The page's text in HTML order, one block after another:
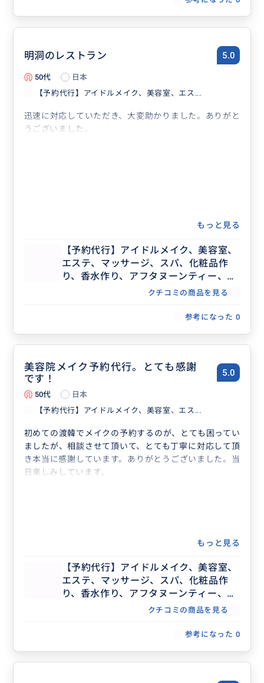
明洞のレストラン 5.0
50代
日本
【予約代行】アイドルメイク、美容室、エス...
迅速に対応していただき、大変助かりました。ありがと
うございました。
もっと見る
【予約代行】アイドルメイク、美容室、
エステ、マッサージ、スパ、化粧品作
り、香水作り、アフタヌーンティー、記
念日ディナー、レストラン団体予約な
クチコミの商品を見る
参考になった 0
美容院メイク予約代行。とても感謝
です！
5.0
50代
日本
【予約代行】アイドルメイク、美容室、エス...
初めての渡韓でメイクの予約するのが、とても困ってい
ましたが、相談させて頂いて、とても丁寧に対応して頂
き本当に感謝しています。ありがとうございました。当
日楽しみしています。
もっと見る
【予約代行】アイドルメイク、美容室、
エステ、マッサージ、スパ、化粧品作
り、香水作り、アフタヌーンティー、記
念日ディナー、レストラン団体予約な
クチコミの商品を見る
参考になった 0